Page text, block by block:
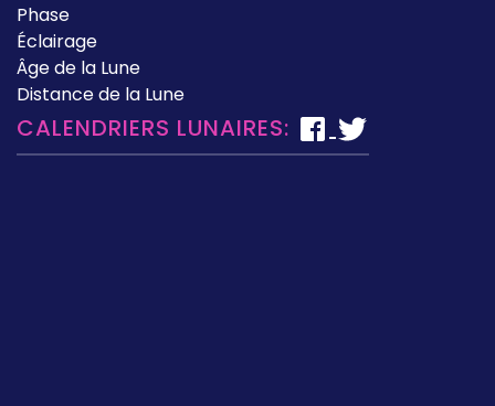
Phase
Éclairage
Âge de la Lune
Distance de la Lune
CALENDRIERS LUNAIRES: